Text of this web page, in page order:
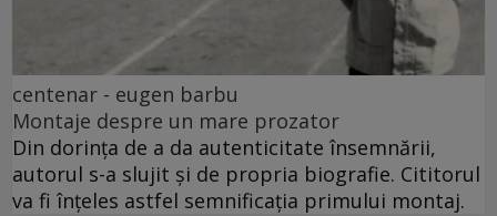
centenar - eugen barbu
Montaje despre un mare prozator
Din dorința de a da autenticitate însemnării,
autorul s-a slujit și de propria biografie. Cititorul
va fi înțeles astfel semnificația primului montaj.